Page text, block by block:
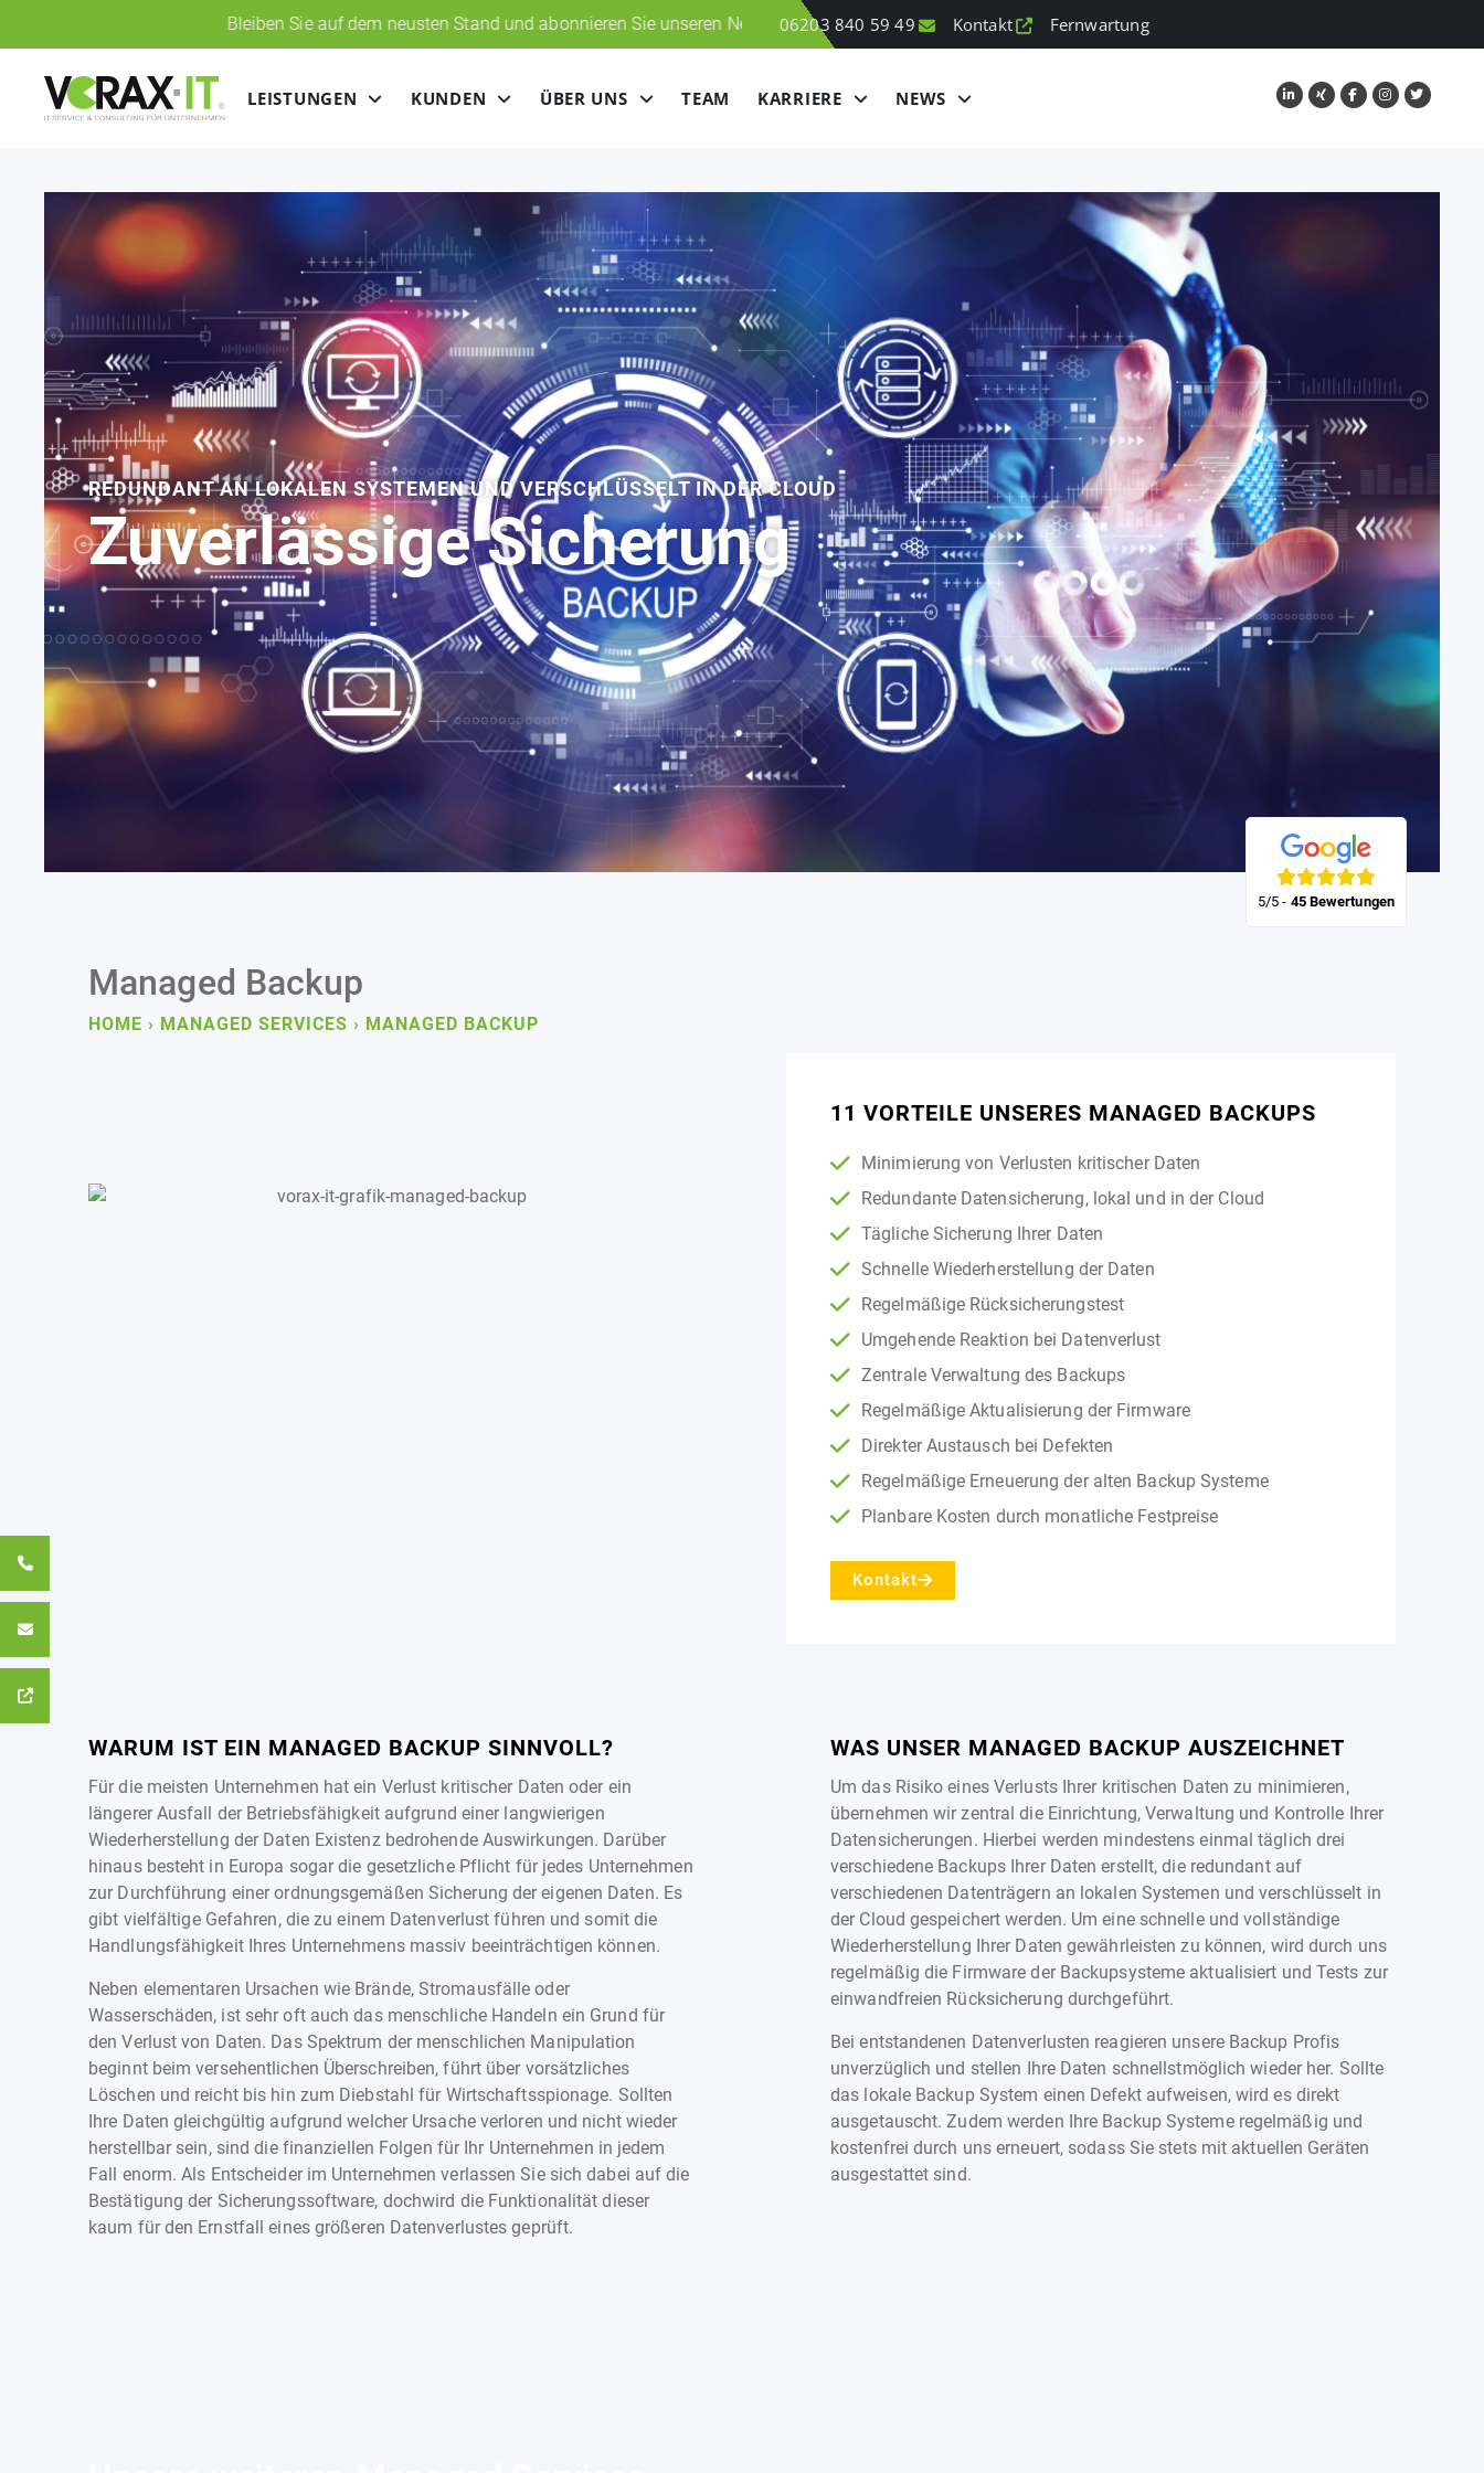
Bleiben Sie auf dem neusten Stand und abonnieren Sie unseren Newsletter! Klicken Sie hier06203 840 59 49 Kontakt Fernwartung
LEISTUNGEN KUNDEN ÜBER UNS TEAM KARRIERE NEWS
REDUNDANT AN LOKALEN SYSTEMEN UND VERSCHLÜSSELT IN DER CLOUD
Zuverlässige Sicherung
5/5 - 45 Bewertungen
Managed Backup
HOME › MANAGED SERVICES › MANAGED BACKUP
11 VORTEILE UNSERES MANAGED BACKUPS
Minimierung von Verlusten kritischer Daten
Redundante Datensicherung, lokal und in der Cloud
Tägliche Sicherung Ihrer Daten
Schnelle Wiederherstellung der Daten
Regelmäßige Rücksicherungstest
Umgehende Reaktion bei Datenverlust
Zentrale Verwaltung des Backups
Regelmäßige Aktualisierung der Firmware
Direkter Austausch bei Defekten
Regelmäßige Erneuerung der alten Backup Systeme
Planbare Kosten durch monatliche Festpreise
Kontakt
WARUM IST EIN MANAGED BACKUP SINNVOLL?
Für die meisten Unternehmen hat ein Verlust kritischer Daten oder ein
längerer Ausfall der Betriebsfähigkeit aufgrund einer langwierigen
Wiederherstellung der Daten Existenz bedrohende Auswirkungen. Darüber
hinaus besteht in Europa sogar die gesetzliche Pflicht für jedes Unternehmen
zur Durchführung einer ordnungsgemäßen Sicherung der eigenen Daten. Es
gibt vielfältige Gefahren, die zu einem Datenverlust führen und somit die
Handlungsfähigkeit Ihres Unternehmens massiv beeinträchtigen können.
Neben elementaren Ursachen wie Brände, Stromausfälle oder
Wasserschäden, ist sehr oft auch das menschliche Handeln ein Grund für
den Verlust von Daten. Das Spektrum der menschlichen Manipulation
beginnt beim versehentlichen Überschreiben, führt über vorsätzliches
Löschen und reicht bis hin zum Diebstahl für Wirtschaftsspionage. Sollten
Ihre Daten gleichgültig aufgrund welcher Ursache verloren und nicht wieder
herstellbar sein, sind die finanziellen Folgen für Ihr Unternehmen in jedem
Fall enorm. Als Entscheider im Unternehmen verlassen Sie sich dabei auf die
Bestätigung der Sicherungssoftware, dochwird die Funktionalität dieser
kaum für den Ernstfall eines größeren Datenverlustes geprüft.
WAS UNSER MANAGED BACKUP AUSZEICHNET
Um das Risiko eines Verlusts Ihrer kritischen Daten zu minimieren,
übernehmen wir zentral die Einrichtung, Verwaltung und Kontrolle Ihrer
Datensicherungen. Hierbei werden mindestens einmal täglich drei
verschiedene Backups Ihrer Daten erstellt, die redundant auf
verschiedenen Datenträgern an lokalen Systemen und verschlüsselt in
der Cloud gespeichert werden. Um eine schnelle und vollständige
Wiederherstellung Ihrer Daten gewährleisten zu können, wird durch uns
regelmäßig die Firmware der Backupsysteme aktualisiert und Tests zur
einwandfreien Rücksicherung durchgeführt.
Bei entstandenen Datenverlusten reagieren unsere Backup Profis
unverzüglich und stellen Ihre Daten schnellstmöglich wieder her. Sollte
das lokale Backup System einen Defekt aufweisen, wird es direkt
ausgetauscht. Zudem werden Ihre Backup Systeme regelmäßig und
kostenfrei durch uns erneuert, sodass Sie stets mit aktuellen Geräten
ausgestattet sind.